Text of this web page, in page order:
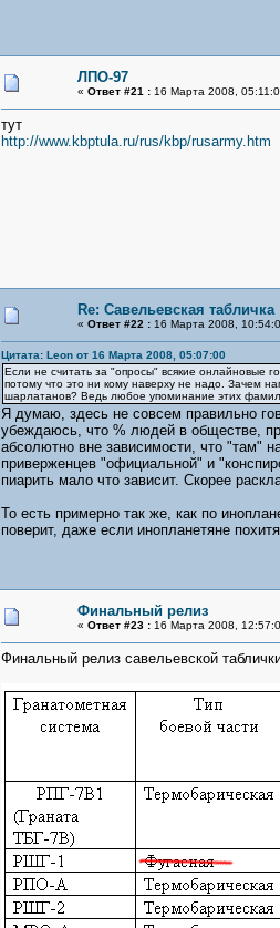
ЛПО-97
« Ответ #21 : 16 Марта 2008,
тут
http://www.kbptula.ru/rus/kbp/rusarmy.htm
Re: Савельевская табличка
« Ответ #22 : 16 Марта 2008,
Цитата: Leon от 16 Марта 2008, 05:07:00
Если не считать за "опросы" всякие онлайновые
потому что это ни кому наверху не надо. Зачем
шарлатанов? Ведь любое упоминание этих
Я думаю, здесь не совсем правильно
убеждаюсь, что % людей в обществе,
абсолютно вне зависимости, что "там"
приверженцев "официальной" и
пиарить мало что зависит. Скорее
То есть примерно так же, как по
поверит, даже если инопланетяне
Финальный релиз
« Ответ #23 : 16 Марта 2008,
Финальный релиз савельевской